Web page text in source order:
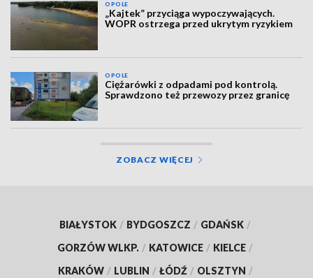
OPOLE
„Kajtek” przyciąga wypoczywających.
WOPR ostrzega przed ukrytym ryzykiem
OPOLE
Ciężarówki z odpadami pod kontrolą.
Sprawdzono też przewozy przez granicę
ZOBACZ WIĘCEJ
BIAŁYSTOK / BYDGOSZCZ / GDAŃSK /
GORZÓW WLKP. / KATOWICE / KIELCE /
KRAKÓW / LUBLIN / ŁÓDŹ / OLSZTYN /